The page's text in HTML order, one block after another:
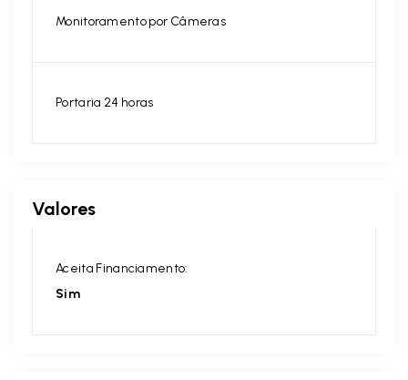
Monitoramento por Câmeras
Portaria 24 horas
Valores
Aceita Financiamento:
Sim